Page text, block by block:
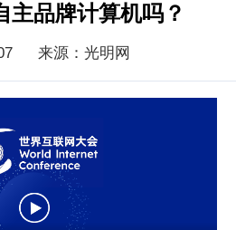
主品牌计算机吗？
来源：光明网